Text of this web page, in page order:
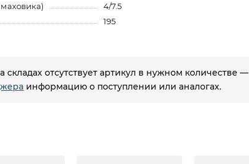
4/7.5
195
складах отсутствует артикул в нужном количестве —
информацию о поступлении или аналогах.